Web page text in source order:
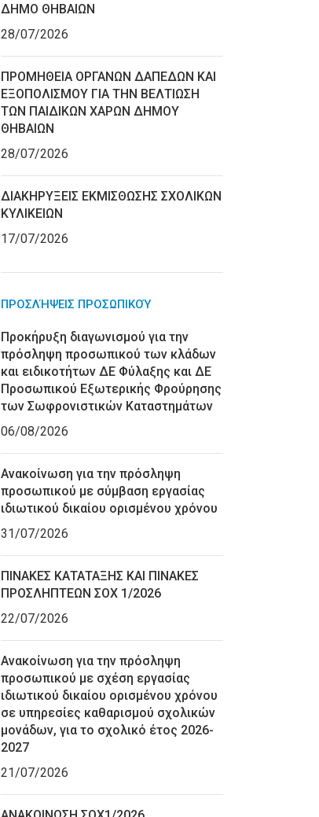
ΔΗΜΟ ΘΗΒΑΙΩΝ
28/07/2026
ΠΡΟΜΗΘΕΙΑ ΟΡΓΑΝΩΝ ΔΑΠΕΔΩΝ ΚΑΙ
ΕΞΟΠΟΛΙΣΜΟΥ ΓΙΑ ΤΗΝ ΒΕΛΤΙΩΣΗ
ΤΩΝ ΠΑΙΔΙΚΩΝ ΧΑΡΩΝ ΔΗΜΟΥ
ΘΗΒΑΙΩΝ
28/07/2026
ΔΙΑΚΗΡΥΞΕΙΣ ΕΚΜΙΣΘΩΣΗΣ ΣΧΟΛΙΚΩΝ
ΚΥΛΙΚΕΙΩΝ
17/07/2026
ΠΡΟΣΛΉΨΕΙΣ ΠΡΟΣΩΠΙΚΟΎ
Προκήρυξη διαγωνισμού για την
πρόσληψη προσωπικού των κλάδων
και ειδικοτήτων ΔΕ Φύλαξης και ΔΕ
Προσωπικού Εξωτερικής Φρούρησης
των Σωφρονιστικών Καταστημάτων
06/08/2026
Ανακοίνωση για την πρόσληψη
προσωπικού με σύμβαση εργασίας
ιδιωτικού δικαίου ορισμένου χρόνου
31/07/2026
ΠΙΝΑΚΕΣ ΚΑΤΑΤΑΞΗΣ ΚΑΙ ΠΙΝΑΚΕΣ
ΠΡΟΣΛΗΠΤΕΩΝ ΣΟΧ 1/2026
22/07/2026
Ανακοίνωση για την πρόσληψη
προσωπικού με σχέση εργασίας
ιδιωτικού δικαίου ορισμένου χρόνου
σε υπηρεσίες καθαρισμού σχολικών
μονάδων, για το σχολικό έτος 2026-
2027
21/07/2026